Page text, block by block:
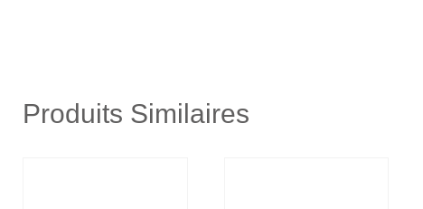
Produits Similaires